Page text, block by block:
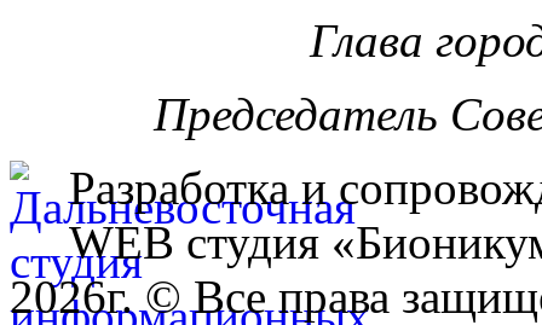
Глава
Председатель
Разработка и
WEB студия
2026г. © Все права